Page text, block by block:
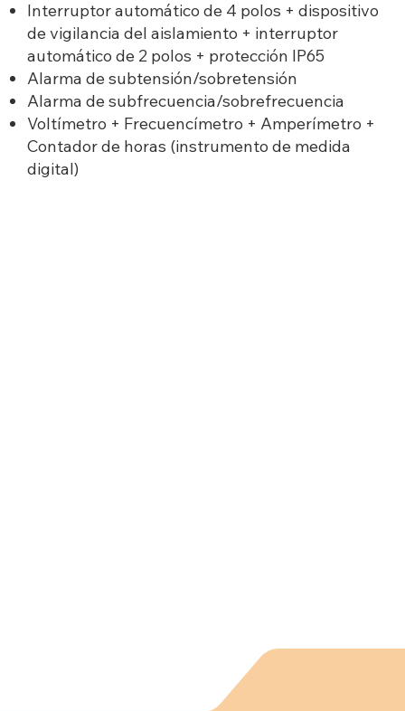
Interruptor automático de 4 polos + dispositivo
de vigilancia del aislamiento + interruptor
automático de 2 polos + protección IP65
Alarma de subtensión/sobretensión
Alarma de subfrecuencia/sobrefrecuencia
Voltímetro + Frecuencímetro + Amperímetro +
Contador de horas (instrumento de medida
digital)